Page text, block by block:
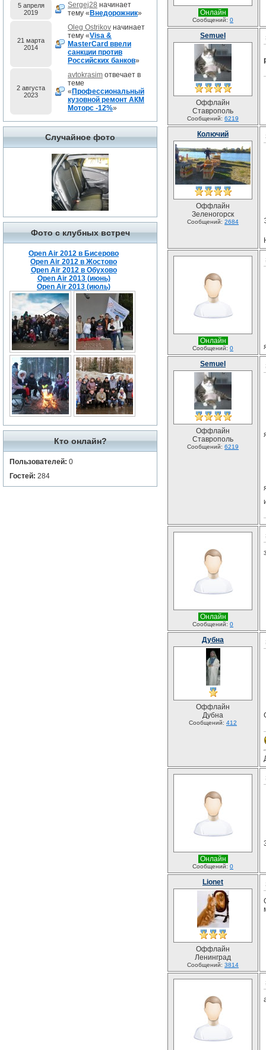
5 апреля
2019
Sergej28 начинает
тему « Внедорожник»
21 марта
2014
Oleg Ostrikov начинает
тему «Visa &
MasterCard ввели
санкции против
Российских банков»
2 августа
2023
avtokrasim отвечает в
теме
« Профессиональный
кузовной ремонт АКМ
Моторс -12%»
Случайное фото
Фото с клубных встреч
Open Air 2012 в Бисерово
Open Air 2012 в Жостово
Open Air 2012 в Обухово
Open Air 2013 (июнь)
Open Air 2013 (июль)
Кто онлайн?
Пользователей: 0
Гостей: 284
Онлайн
Сообщений: 0
Semuel
Оффлайн
Ставрополь
Сообщений: 6219
Колючий
Оффлайн
Зеленогорск
Сообщений: 2684
Онлайн
Сообщений: 0
Semuel
Оффлайн
Ставрополь
Сообщений: 6219
Онлайн
Сообщений: 0
Дубна
Оффлайн
Дубна
Сообщений: 412
Онлайн
Сообщений: 0
Lionet
Оффлайн
Ленинград
Сообщений: 3814